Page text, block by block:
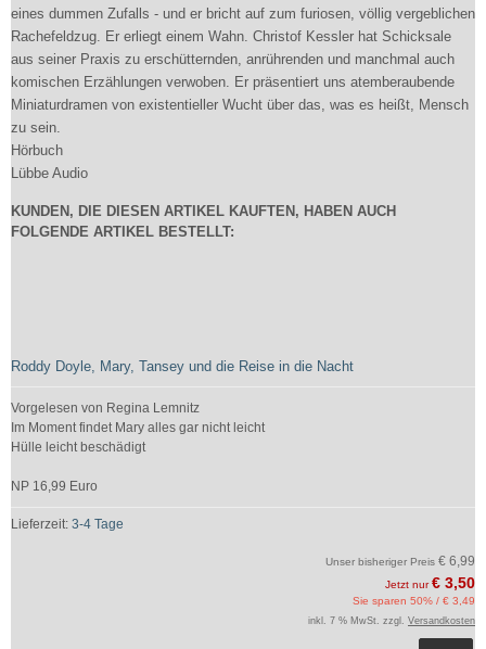
eines dummen Zufalls - und er bricht auf zum furiosen, völlig vergeblichen
Rachefeldzug. Er erliegt einem Wahn. Christof Kessler hat Schicksale
aus seiner Praxis zu erschütternden, anrührenden und manchmal auch
komischen Erzählungen verwoben. Er präsentiert uns atemberaubende
Miniaturdramen von existentieller Wucht über das, was es heißt, Mensch
zu sein.
Hörbuch
Lübbe Audio
KUNDEN, DIE DIESEN ARTIKEL KAUFTEN, HABEN AUCH
FOLGENDE ARTIKEL BESTELLT:
Roddy Doyle, Mary, Tansey und die Reise in die Nacht
Vorgelesen von Regina Lemnitz
Im Moment findet Mary alles gar nicht leicht
Hülle leicht beschädigt
NP 16,99 Euro
Lieferzeit: 3-4 Tage
Unser bisheriger Preis € 6,99
Jetzt nur€ 3,50
Sie sparen 50% / € 3,49
inkl. 7 % MwSt. zzgl. Versandkosten